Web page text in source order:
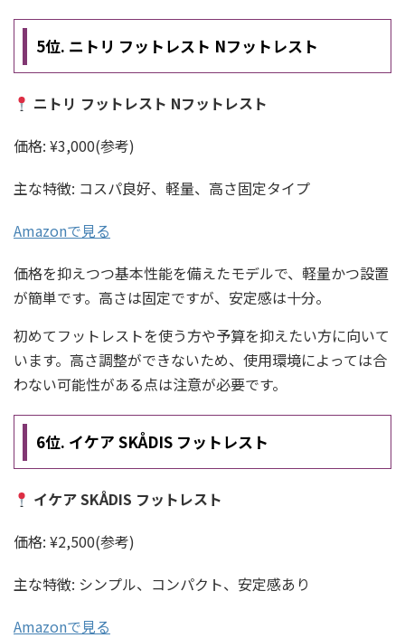
5位. ニトリ フットレスト Nフットレスト
ニトリ フットレスト Nフットレスト
価格: ¥3,000(参考)
主な特徴: コスパ良好、軽量、高さ固定タイプ
Amazonで見る
価格を抑えつつ基本性能を備えたモデルで、軽量かつ設置
が簡単です。高さは固定ですが、安定感は十分。
初めてフットレストを使う方や予算を抑えたい方に向いて
います。高さ調整ができないため、使用環境によっては合
わない可能性がある点は注意が必要です。
6位. イケア SKÅDIS フットレスト
イケア SKÅDIS フットレスト
価格: ¥2,500(参考)
主な特徴: シンプル、コンパクト、安定感あり
Amazonで見る